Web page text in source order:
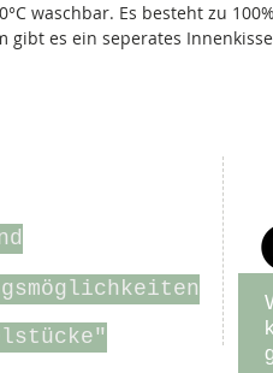
waschbar. Es besteht zu
gibt es ein seperates